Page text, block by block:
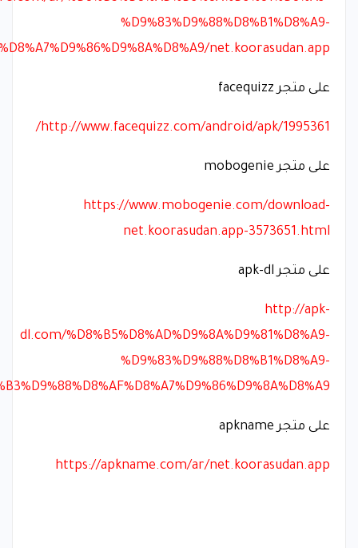
%D9%83%D9%88%D8%B1%D8%A9-
net.koorasudan.app
على متجر facequizz
http://www.facequizz.com/android/apk/1995361/
على متجر mobogenie
https://www.mobogenie.com/download-
net.koorasudan.app-3573651.html
على متجر apk-dl
http://apk-
dl.com/%D8%B5%D8%AD%D9%8A%D9%81%D8%A9-
%D9%83%D9%88%D8%B1%D8%A9-
على متجر apkname
https://apkname.com/ar/net.koorasudan.app